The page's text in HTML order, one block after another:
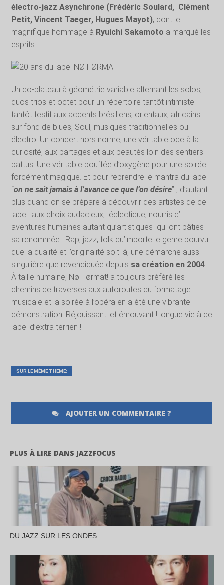
électro-jazz Asynchrone (Frédéric Soulard, Clément
Petit, Vincent Taeger, Hugues Mayot), dont le
magnifique hommage à Ryuichi Sakamoto a marqué les
esprits.
Un co-plateau à géométrie variable alternant les solos,
duos trios et octet pour un répertoire tantôt intimiste
tantôt festif aux accents brésiliens, orientaux, africains
sur fond de blues, Soul, musiques traditionnelles ou
électro. Un concert hors norme, une véritable ode à la
curiosité, aux partages et aux beautés loin des sentiers
battus. Une véritable bouffée d’oxygène pour une soirée
forcément magique. Et pour reprendre le mantra du label
“on ne sait jamais à l’avance ce que l’on désire” , d’autant
plus quand on se prépare à découvrir des artistes de ce
label aux choix audacieux, éclectique, nourris d’
aventures humaines autant qu’artistiques qui ont bâties
sa renommée. Rap, jazz, folk qu’importe le genre pourvu
que la qualité et l’originalité soit là, une démarche aussi
singulière que revendiquée depuis sa création en 2004.
À taille humaine, Nø Førmat! a toujours préféré les
chemins de traverses aux autoroutes du formatage
musicale et la soirée à l’opéra en a été une vibrante
démonstration. Réjouissant! et émouvant ! longue vie à ce
label d’extra terrien !
SUR LE MÊME THÈME:
AJOUTER UN COMMENTAIRE ?
PLUS À LIRE DANS JAZZFOCUS
DU JAZZ SUR LES ONDES